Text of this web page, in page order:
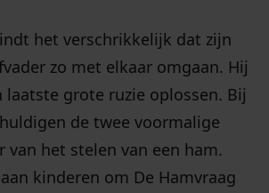
het verschrikkelijk dat zijn
zo met elkaar omgaan. Hij
grote ruzie oplossen. Bij
de twee voormalige
van het stelen van een ham.
kinderen om De Hamvraag